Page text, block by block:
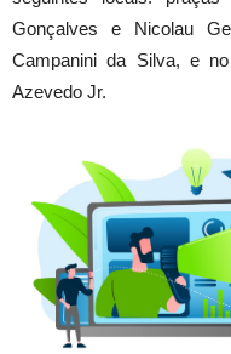
Gonçalves e Nicolau
Campanini da Silva, e
Azevedo Jr.